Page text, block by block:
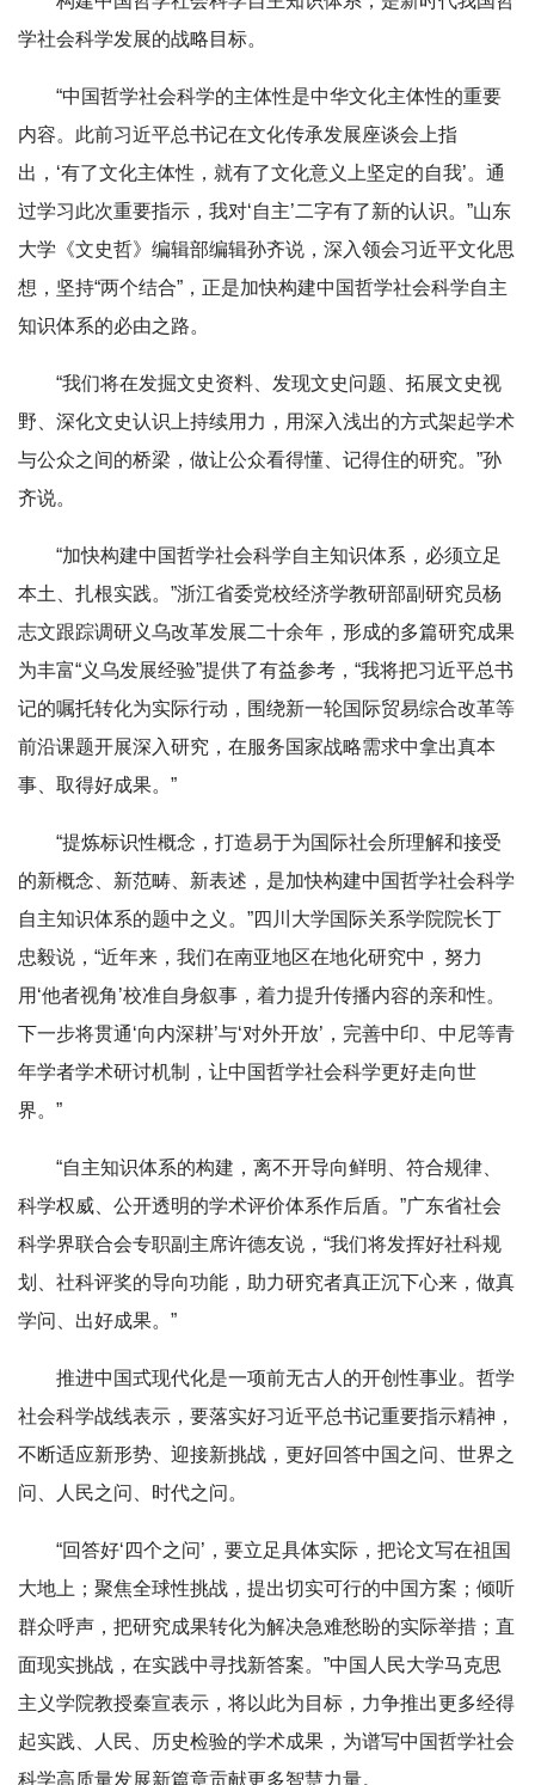
学社会科学发展的战略目标。
“中国哲学社会科学的主体性是中华文化主体性的重要
内容。此前习近平总书记在文化传承发展座谈会上指
出，‘有了文化主体性，就有了文化意义上坚定的自我’。通
过学习此次重要指示，我对‘自主’二字有了新的认识。”山东
大学《文史哲》编辑部编辑孙齐说，深入领会习近平文化思
想，坚持“两个结合”，正是加快构建中国哲学社会科学自主
知识体系的必由之路。
“我们将在发掘文史资料、发现文史问题、拓展文史视
野、深化文史认识上持续用力，用深入浅出的方式架起学术
与公众之间的桥梁，做让公众看得懂、记得住的研究。”孙
齐说。
“加快构建中国哲学社会科学自主知识体系，必须立足
本土、扎根实践。”浙江省委党校经济学教研部副研究员杨
志文跟踪调研义乌改革发展二十余年，形成的多篇研究成果
为丰富“义乌发展经验”提供了有益参考，“我将把习近平总书
记的嘱托转化为实际行动，围绕新一轮国际贸易综合改革等
前沿课题开展深入研究，在服务国家战略需求中拿出真本
事、取得好成果。”
“提炼标识性概念，打造易于为国际社会所理解和接受
的新概念、新范畴、新表述，是加快构建中国哲学社会科学
自主知识体系的题中之义。”四川大学国际关系学院院长丁
忠毅说，“近年来，我们在南亚地区在地化研究中，努力
用‘他者视角’校准自身叙事，着力提升传播内容的亲和性。
下一步将贯通‘向内深耕’与‘对外开放’，完善中印、中尼等青
年学者学术研讨机制，让中国哲学社会科学更好走向世
界。”
“自主知识体系的构建，离不开导向鲜明、符合规律、
科学权威、公开透明的学术评价体系作后盾。”广东省社会
科学界联合会专职副主席许德友说，“我们将发挥好社科规
划、社科评奖的导向功能，助力研究者真正沉下心来，做真
学问、出好成果。”
推进中国式现代化是一项前无古人的开创性事业。哲学
社会科学战线表示，要落实好习近平总书记重要指示精神，
不断适应新形势、迎接新挑战，更好回答中国之问、世界之
问、人民之问、时代之问。
“回答好‘四个之问’，要立足具体实际，把论文写在祖国
大地上；聚焦全球性挑战，提出切实可行的中国方案；倾听
群众呼声，把研究成果转化为解决急难愁盼的实际举措；直
面现实挑战，在实践中寻找新答案。”中国人民大学马克思
主义学院教授秦宣表示，将以此为目标，力争推出更多经得
起实践、人民、历史检验的学术成果，为谱写中国哲学社会
科学高质量发展新篇章贡献更多智慧力量。